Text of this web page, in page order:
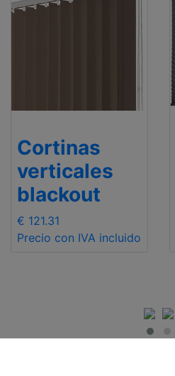
Cortinas
verticales
blackout
€ 121.31
Precio con IVA incluido